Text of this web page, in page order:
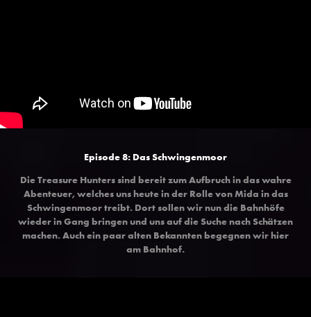
Episode 8: Das Schwingenmoor
Die Treasure Hunters sind bereit zum Aufbruch in das wahre
Abenteuer, welches uns heute in der Rolle von Mida in das
Schwingenmoor treibt. Dort sollen wir nun die Bahnhöfe
wieder in Gang bringen und uns auf die Suche nach Schätzen
machen. Auch ein paar alten Bekannten begegnen wir hier
am Bahnhof.